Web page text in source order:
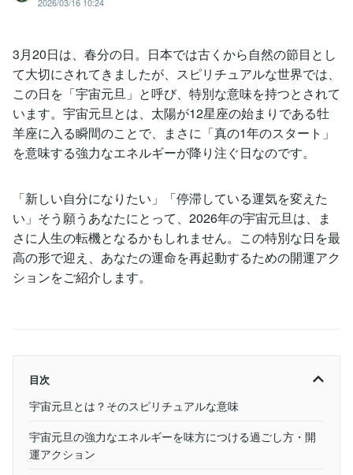
3月20日は、春分の日。日本では古くから自然の節目とし
て大切にされてきましたが、スピリチュアルな世界では、
この日を「宇宙元旦」と呼び、特別な意味を持つとされて
います。宇宙元旦とは、太陽が12星座の始まりである牡
羊座に入る瞬間のことで、まさに「真の1年のスタート」
を意味する強力なエネルギーが降り注ぐ日なのです。
「新しい自分になりたい」「停滞している運気を変えた
い」そう願うあなたにとって、2026年の宇宙元旦は、ま
さに人生の転機となるかもしれません。この特別な日を最
高の形で迎え、あなたの運命を再起動するための開運アク
ションをご紹介します。
目次
宇宙元旦とは？そのスピリチュアルな意味
宇宙元旦の強力なエネルギーを味方につける過ごし方・開
運アクション